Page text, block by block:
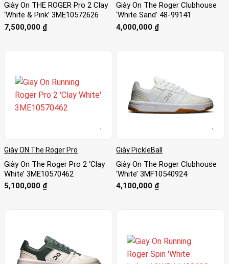
Giày On THE ROGER Pro 2 Clay
‘White & Pink’ 3ME10572626
7,500,000 ₫
Giày On The Roger Clubhouse
‘White Sand’ 48-99141
4,000,000 ₫
Giày ON The Roger Pro
Giày On The Roger Pro 2 ‘Clay
White’ 3ME10570462
5,100,000 ₫
Giày PickleBall
Giày On The Roger Clubhouse
‘White’ 3MF10540924
4,100,000 ₫